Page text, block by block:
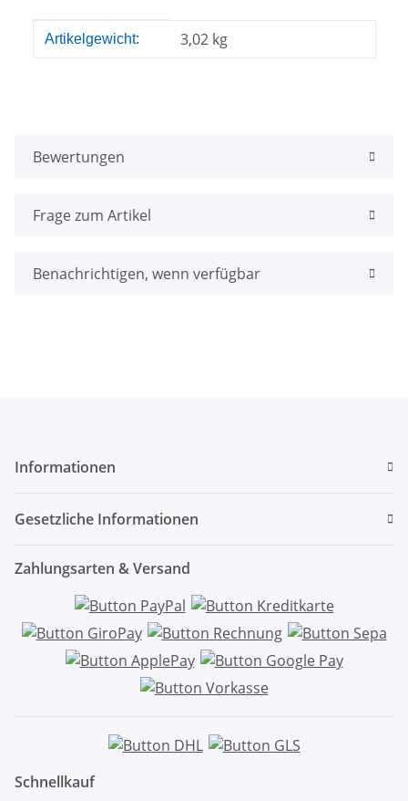
Produkteigenschaft
Wert
Artikelgewicht: 3,02 kg
Bewertungen
Frage zum Artikel
Benachrichtigen, wenn verfügbar
Informationen
Gesetzliche Informationen
Zahlungsarten & Versand
Schnellkauf